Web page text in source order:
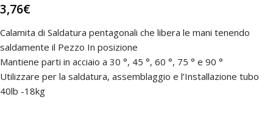
3,76€
Calamita di Saldatura pentagonali che libera le mani tenendo
saldamente il Pezzo In posizione
Mantiene parti in acciaio a 30 °, 45 °, 60 °, 75 ° e 90 °
Utilizzare per la saldatura, assemblaggio e l’Installazione tubo
40lb -18kg